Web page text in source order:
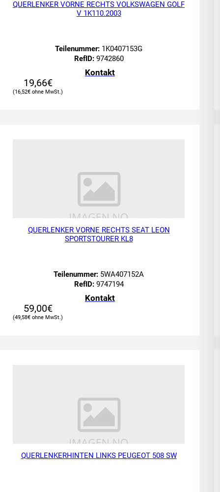
QUERLENKER VORNE RECHTS VOLKSWAGEN GOLF
V 1K110.2003
Teilenummer: 1K0407153G
RefID:9742860
Kontakt
19,66€
16,52€
QUERLENKER VORNE RECHTS SEAT LEON
SPORTSTOURER KL8
Teilenummer: 5WA407152A
RefID:9747194
Kontakt
59,00€
49,58€
QUERLENKERHINTEN LINKS PEUGEOT 508 SW